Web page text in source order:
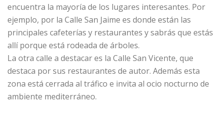
encuentra la mayoría de los lugares interesantes. Por
ejemplo, por la Calle San Jaime es donde están las
principales cafeterías y restaurantes y sabrás que estás
allí porque está rodeada de árboles.
La otra calle a destacar es la Calle San Vicente, que
destaca por sus restaurantes de autor. Además esta
zona está cerrada al tráfico e invita al ocio nocturno de
ambiente mediterráneo.